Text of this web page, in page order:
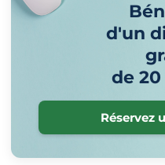
d'un
de
Réservez